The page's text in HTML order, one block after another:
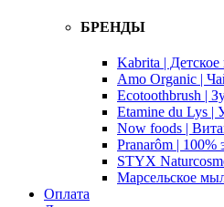
БРЕНДЫ
Kabrita |
Amo Organic |
Ecotoothbrush |
Etamine du Lys |
Now foods |
Pranarôm | 100%
STYX
Марсельское
Оплата